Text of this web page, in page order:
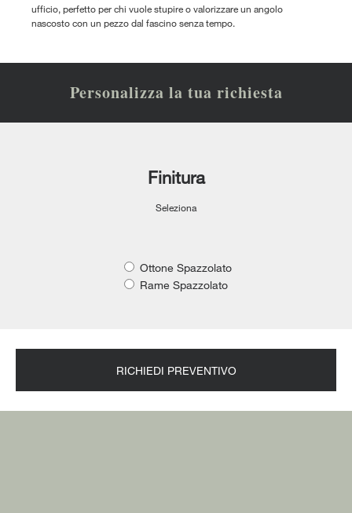
ufficio, perfetto per chi vuole stupire o valorizzare un angolo
nascosto con un pezzo dal fascino senza tempo.
Personalizza la tua richiesta
Finitura
Seleziona
Ottone Spazzolato
Rame Spazzolato
RICHIEDI PREVENTIVO